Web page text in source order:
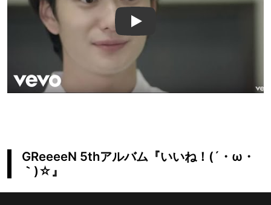
GReeeeN 5thアルバム『いいね！(´・ω・
｀)☆』